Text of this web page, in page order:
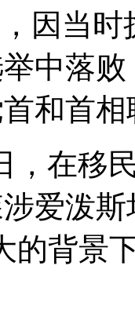
因当
中落
和首相
，在移
爱泼
的背景